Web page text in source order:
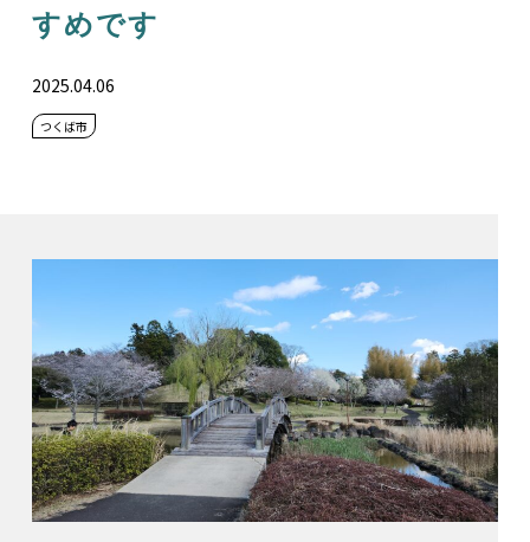
すめです
2025.04.06
つくば市